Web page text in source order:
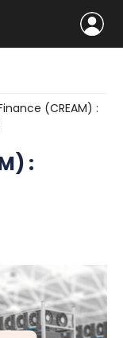
(CREAM) :
: